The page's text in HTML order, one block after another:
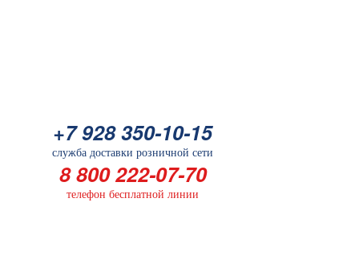
+7 928 350-10-15
служба доставки розничной сети
8 800 222-07-70
телефон бесплатной линии
служба доставки розничной сети
8 800 222-07-70
телефон бесплатной линии